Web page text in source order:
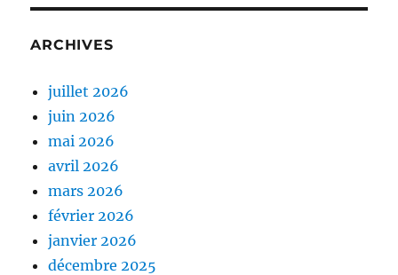
ARCHIVES
juillet 2026
juin 2026
mai 2026
avril 2026
mars 2026
février 2026
janvier 2026
décembre 2025